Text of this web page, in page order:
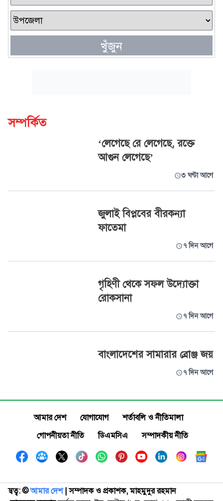
খুঁজুন
সম্পর্কিত
‘লেগেছে রে লেগেছে, রক্তে
আগুন লেগেছে’
৩ ঘণ্টা আগে
জুলাই বিপ্লবের বীরকন্যা
ফাতেমা
৭ দিন আগে
গৃহিণী থেকে সফল উদ্যোক্তা
রোকসানা
৭ দিন আগে
বাংলাদেশের সামারার ব্রোঞ্জ জয়
৭ দিন আগে
আমার দেশ যোগাযোগ
শর্তাবলি ও নীতিমালা
গোপনীয়তা নীতি
ডিএমসিএ সম্পাদকীয় নীতি
স্বত্ব: ©️আমার দেশ| সম্পাদক ও প্রকাশক, মাহমুদুর রহমান